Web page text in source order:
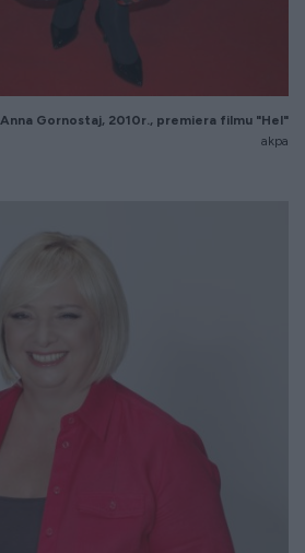
Anna Gornostaj, 2010r., premiera filmu "Hel"
akpa